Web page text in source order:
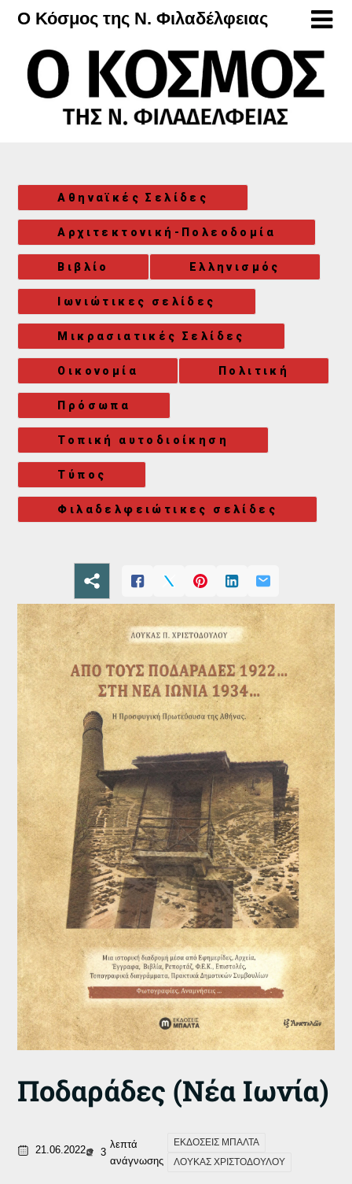
Μετάβαση
περιεχόμενο
Ο Κόσμος της Ν. Φιλαδέλφειας
Αθηναϊκές Σελίδες
Αρχιτεκτονική-Πολεοδομία
Βιβλίο Ελληνισμός
Ιωνιώτικες σελίδες
Μικρασιατικές Σελίδες
Οικονομία Πολιτική
Πρόσωπα
Τοπική αυτοδιοίκηση
Τύπος
Φιλαδελφειώτικες σελίδες
Ποδαράδες (Νέα Ιωνία)
21.06.2022 3
λεπτά
ανάγνωσης
ΕΚΔΟΣΕΙΣ ΜΠΑΛΤΑ
ΛΟΥΚΑΣ ΧΡΙΣΤΟΔΟΥΛΟΥ